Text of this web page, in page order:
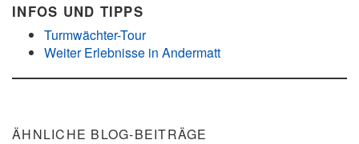
INFOS UND TIPPS
Turmwächter-Tour
Weiter Erlebnisse in Andermatt
ÄHNLICHE BLOG-BEITRÄGE